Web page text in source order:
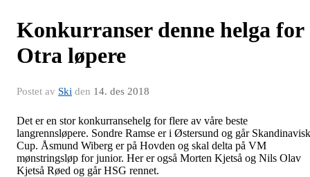
Konkurranser denne helga for
Otra løpere
Postet av Ski den 14. des 2018
Det er en stor konkurransehelg for flere av våre beste
langrennsløpere. Sondre Ramse er i Østersund og går Skandinavisk
Cup. Åsmund Wiberg er på Hovden og skal delta på VM
mønstringsløp for junior. Her er også Morten Kjetså og Nils Olav
Kjetså Røed og går HSG rennet.